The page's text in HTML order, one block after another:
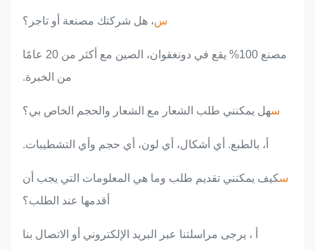
، هل شركتك مصنعة أو تاجر؟
مصنع 100% يقع في دونغقوان، الصين مع أكثر من 20 عامًا
من الخبرة.
هل يمكنني طلب الشعار مع الشعار والحجم الخاص بي؟
أ، بالطبع. أي أشكال، أي لون، أي حجم وأي التشطيبات.
كيف يمكنني تقديم طلب وما هي المعلومات التي يجب أن
أقدمها عند الطلب؟
أ ، يرجى مراسلتنا عبر البريد الإلكتروني أو الاتصال بنا